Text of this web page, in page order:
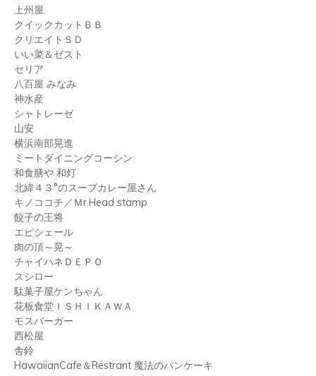
上州屋
クイックカット ＢＢ
クリエイトＳＤ
いい菜＆ゼスト
セリア
八百屋 みなみ
神水産
シャトレーゼ
山安
横浜南部晃進
ミートダイニングコーシン
和食膳や 和灯
北緯４３°のスープカレー屋さん
キノココチ／ Ｍr.Head stamp
餃子の王将
エピシェール
肉の頂～晃～
チャイハネＤＥＰＯ
スシロー
駄菓子屋ケンちゃん
花板食堂ＩＳＨＩＫＡＷＡ
モスバーガー
西松屋
舎鈴
HawaiianCafe ＆Restrant 魔法のパンケーキ